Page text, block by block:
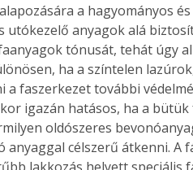
növények: a
kincsei az
a hagyományos
utókezelő anyagok alá
tónusát, tehát úgy
ha a színtelen
faszerkezet további
igazán hatásos, ha a
oldószeres
anyaggal célszerű átkenni. A
lakkozás helyett speciális